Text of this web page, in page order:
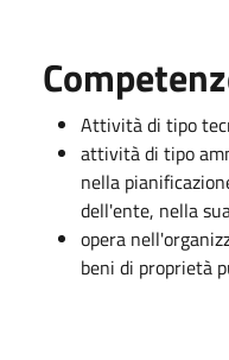
Attività di tipo
attività di tipo
nella
dell'ente, nella
opera
beni di proprietà